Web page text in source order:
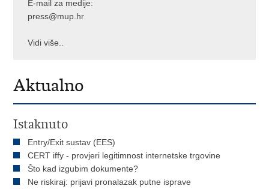
E-mail za medije:
press@mup.hr
Vidi više..
Aktualno
Istaknuto
Entry/Exit sustav (EES)
CERT iffy - provjeri legitimnost internetske trgovine
Što kad izgubim dokumente?
Ne riskiraj: prijavi pronalazak putne isprave